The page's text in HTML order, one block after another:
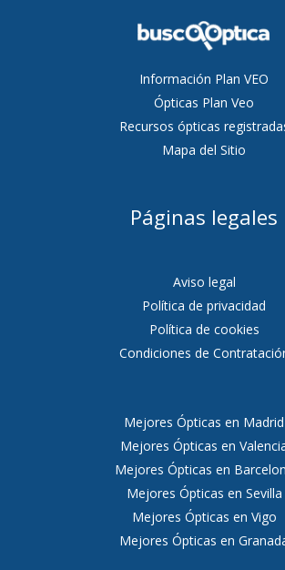
Información Plan VEO
Ópticas Plan Veo
Recursos ópticas
Mapa del Sitio
Páginas legales
Aviso legal
Política de privacidad
Política de cookies
Condiciones de
Mejores Ópticas en Madrid
Mejores Ópticas en
Mejores Ópticas en
Mejores Ópticas en Sevilla
Mejores Ópticas en Vigo
Mejores Ópticas en